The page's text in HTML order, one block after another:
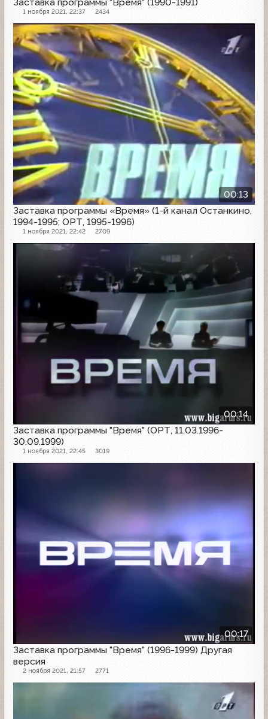
1 ноября 2021, 22:37 2434
00:13
Заставка программы «Время» (1-й канал Останкино,
1994-1995; ОРТ, 1995-1996)
1 ноября 2021, 22:42 2709
Заставка программы
00:14
Заставка программы "Время" (ОРТ, 11.03.1996-
30.09.1999)
1 ноября 2021, 22:45 3019
Заставка программы
00:17
Заставка программы "Время" (1996-1999) Другая
версия
2 ноября 2021, 21:57 2771